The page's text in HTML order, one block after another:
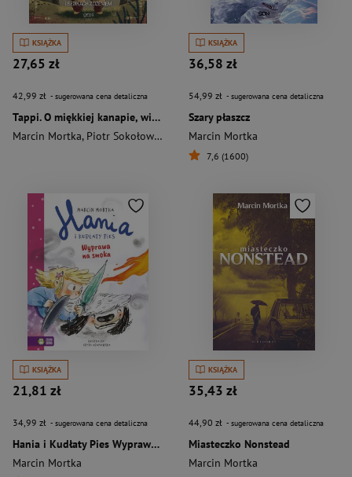
KSIĄŻKA
27,65 zł
42,99 zł - sugerowana cena detaliczna
Tappi. O miękkiej kanapie, wielkich czarach i słoikach z dżemem
Marcin Mortka, Piotr Sokołowski
KSIĄŻKA
36,58 zł
54,99 zł - sugerowana cena detaliczna
Szary płaszcz
Marcin Mortka
7,6 (1600)
KSIĄŻKA
21,81 zł
34,99 zł - sugerowana cena detaliczna
Hania i Kudłaty Pies Wyprawa na smoka
Marcin Mortka
KSIĄŻKA
35,43 zł
44,90 zł - sugerowana cena detaliczna
Miasteczko Nonstead
Marcin Mortka